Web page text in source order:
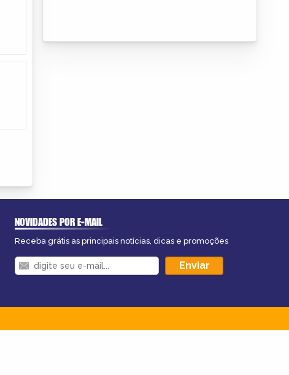
NOVIDADES POR E-MAIL
Receba grátis as principais notícias, dicas e promoções